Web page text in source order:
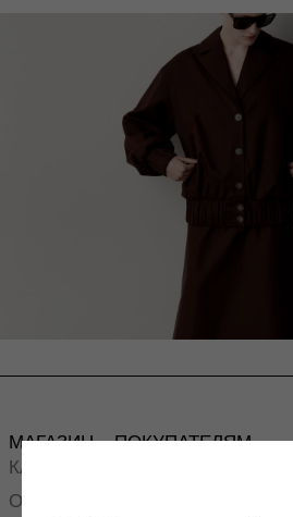
ПОКУПАТЕЛЯМ
ДОСТАВКА И ОПЛАТА
ВОЗВРАТ
Подпишитесь на нашу email-рассылку
чтобы быть в курсе новых коллекций, новостей